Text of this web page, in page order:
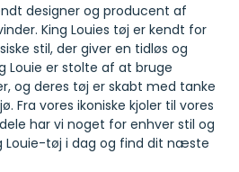
designer og producent af
King Louies tøj er kendt for
stil, der giver en tidløs og
Louie er stolte af at bruge
og deres tøj er skabt med tanke
Fra vores ikoniske kjoler til vores
har vi noget for enhver stil og
Louie-tøj i dag og find dit næste